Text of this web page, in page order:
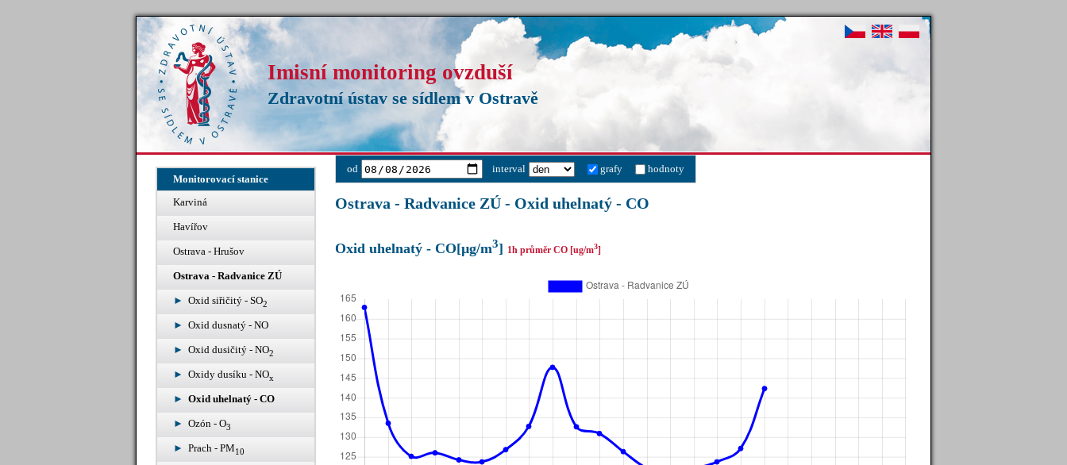
Imisní monitoring ovzduší
Zdravotní ústav se sídlem v Ostravě
Monitorovací stanice
Karviná
Havířov
Ostrava - Hrušov
Ostrava - Radvanice ZÚ
Oxid siřičitý - SO2
Oxid dusnatý - NO
Oxid dusičitý - NO2
Oxidy dusíku - NOx
Oxid uhelnatý - CO
Ozón - O3
Prach - PM10
od interval grafy hodnoty
Ostrava - Radvanice ZÚ - Oxid uhelnatý - CO
Oxid uhelnatý - CO[µg/m3] 1h průměr CO [ug/m3]